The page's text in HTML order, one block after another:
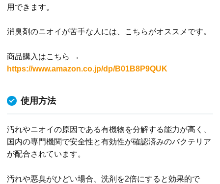
用できます。
消臭剤のニオイが苦手な人には、こちらがオススメです。
商品購入はこちら →
https://www.amazon.co.jp/dp/B01B8P9QUK
使用方法
汚れやニオイの原因である有機物を分解する能力が高く、
国内の専門機関で安全性と有効性が確認済みのバクテリア
が配合されています。
汚れや悪臭がひどい場合、洗剤を2倍にすると効果的で